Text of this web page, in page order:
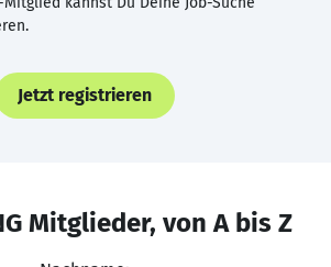
Jetzt registrieren
Mitglieder, von A bis Z